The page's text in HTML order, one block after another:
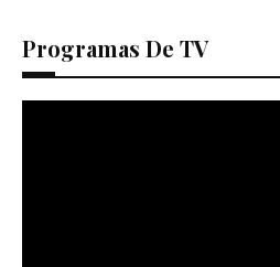
Programas De TV